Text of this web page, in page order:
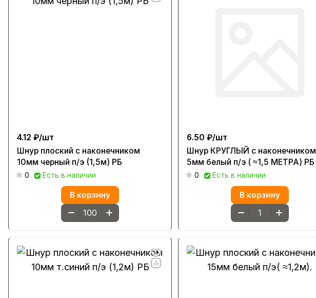
4.12 ₽/шт
Шнур плоский с наконечником
10мм черный п/э (1,5м) РБ
0 Есть в наличии
В корзину
6.50 ₽/шт
Шнур КРУГЛЫЙ с наконечником
5мм белый п/э ( ≈1,5 МЕТРА) РБ
0 Есть в наличии
В корзину